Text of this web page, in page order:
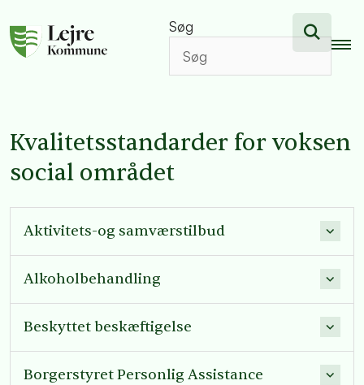
Søg
Kvalitetsstandarder for voksen
social området
Aktivitets-og samværstilbud
Alkoholbehandling
Beskyttet beskæftigelse
Borgerstyret Personlig Assistance